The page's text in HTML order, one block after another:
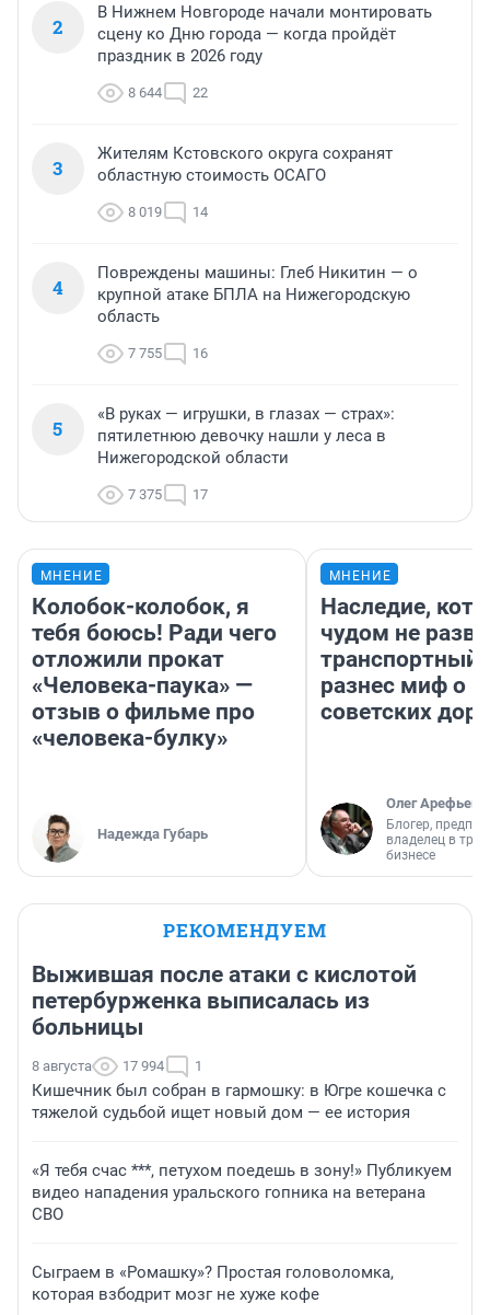
2
В Нижнем Новгороде начали монтировать
сцену ко Дню города — когда пройдёт
праздник в 2026 году
8 644 22
3
Жителям Кстовского округа сохранят
областную стоимость ОСАГО
8 019 14
4
Повреждены машины: Глеб Никитин — о
крупной атаке БПЛА на Нижегородскую
область
7 755 16
5
«В руках — игрушки, в глазах — страх»:
пятилетнюю девочку нашли у леса в
Нижегородской области
7 375 17
МНЕНИЕ
Колобок-колобок, я
тебя боюсь! Ради чего
отложили прокат
«Человека-паука» —
отзыв о фильме про
«человека-булку»
Надежда Губарь
МНЕНИЕ
Наследие,
чудом не
транспортный
разнес миф о
советских
Олег Арефьев
Блогер,
владелец в
бизнесе
РЕКОМЕНДУЕМ
Выжившая после атаки с кислотой
петербурженка выписалась из
больницы
8 августа 17 994 1
Кишечник был собран в гармошку: в Югре кошечка с
тяжелой судьбой ищет новый дом — ее история
«Я тебя счас ***, петухом поедешь в зону!» Публикуем
видео нападения уральского гопника на ветерана
СВО
Сыграем в «Ромашку»? Простая головоломка,
которая взбодрит мозг не хуже кофе